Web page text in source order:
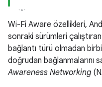
Wi-Fi Aware özellikleri,
sonraki sürümleri
bağlantı türü olmadan
doğrudan bağlanmalarını
Awareness Networking